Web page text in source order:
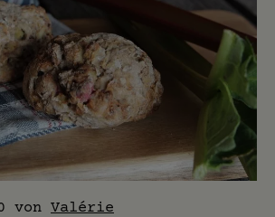
von Valérie